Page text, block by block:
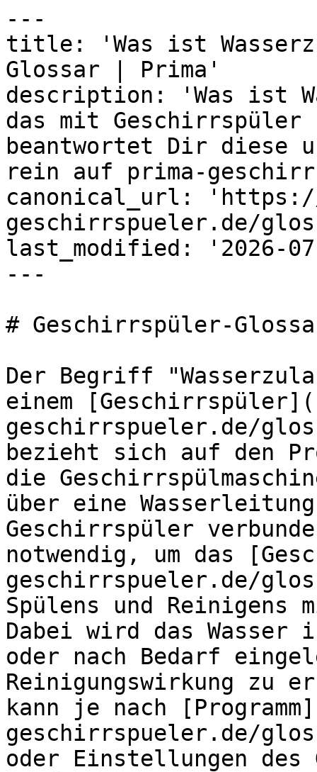
---
title: 'Was ist
Glossar | Prima'
description: 'Was ist
das mit Geschirrspüler
beantwortet Dir diese
rein auf prima-
canonical_url: 'https://
geschirrspueler.de/
last_modified: '2026-
---
# Geschirrspüler-
Der Begriff
einem
geschirrspueler.de/
bezieht sich auf den
die
über eine
Geschirrspüler
notwendig, um das
geschirrspueler.de/
Spülens und Reinigens
Dabei wird das
oder nach Bedarf
Reinigungswirkung zu
kann je nach
geschirrspueler.de/
oder Einstellungen